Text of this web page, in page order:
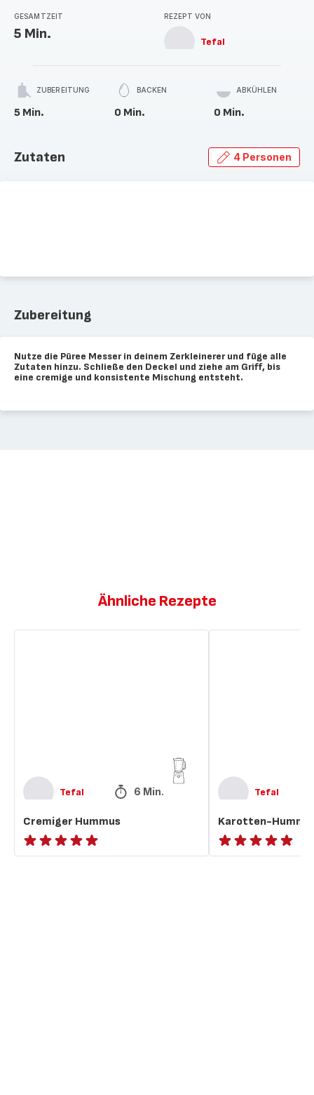
GESAMTZEIT
5 Min.
REZEPT VON
Tefal
ZUBEREITUNG
5 Min.
BACKEN
0 Min.
ABKÜHLEN
0 Min.
Zutaten 4 Personen
Zubereitung
Nutze die Püree Messer in deinem Zerkleinerer und füge alle
Zutaten hinzu. Schließe den Deckel und ziehe am Griff, bis
eine cremige und konsistente Mischung entsteht.
Ähnliche Rezepte
Tefal 6 Min.
Cremiger Hummus
ratings.NaN
Tefal
Karotten-
ratings.NaN